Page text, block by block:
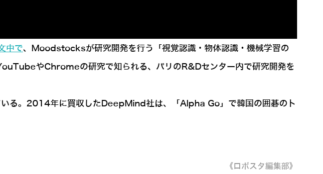
中で、Moodstocksが研究開発を行う「視覚認識・物体認識・機械学習の
やChromeの研究で知られる、パリのR&Dセンター内で研究開発を
いる。2014年に買収したDeepMind社は、「Alpha Go」で韓国の囲碁のト
《ロボスタ編集部》